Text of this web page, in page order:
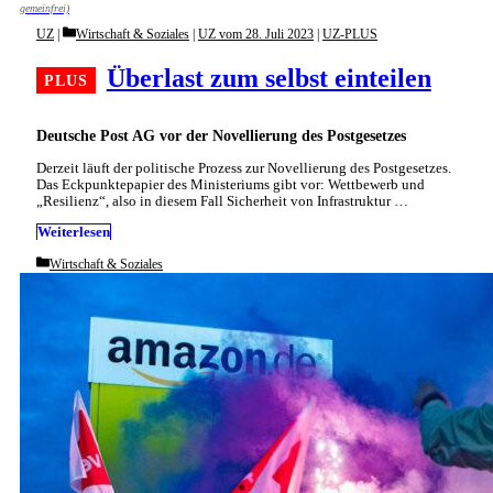
gemeinfrei)
Deutsche Post AG vor der Novellierung des Postgesetzes
Überlast zum selbst einteilen
UZ Categories
Wirtschaft & Soziales | UZ vom 28. Juli 2023 | UZ-PLUS
Derzeit läuft der politische Prozess zur Novellierung des Postgesetzes.
Das Eckpunktepapier des Ministeriums gibt vor: Wettbewerb und
„Resilienz“, also in diesem Fall Sicherheit von Infrastruktur …
Weiterlesen
Categories
Wirtschaft & Soziales